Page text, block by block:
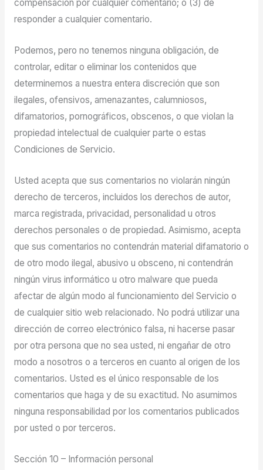
compensación por cualquier comentario; o (3) de
responder a cualquier comentario.
Podemos, pero no tenemos ninguna obligación, de
controlar, editar o eliminar los contenidos que
determinemos a nuestra entera discreción que son
ilegales, ofensivos, amenazantes, calumniosos,
difamatorios, pornográficos, obscenos, o que violan la
propiedad intelectual de cualquier parte o estas
Condiciones de Servicio.
Usted acepta que sus comentarios no violarán ningún
derecho de terceros, incluidos los derechos de autor,
marca registrada, privacidad, personalidad u otros
derechos personales o de propiedad. Asimismo, acepta
que sus comentarios no contendrán material difamatorio o
de otro modo ilegal, abusivo u obsceno, ni contendrán
ningún virus informático u otro malware que pueda
afectar de algún modo al funcionamiento del Servicio o
de cualquier sitio web relacionado. No podrá utilizar una
dirección de correo electrónico falsa, ni hacerse pasar
por otra persona que no sea usted, ni engañar de otro
modo a nosotros o a terceros en cuanto al origen de los
comentarios. Usted es el único responsable de los
comentarios que haga y de su exactitud. No asumimos
ninguna responsabilidad por los comentarios publicados
por usted o por terceros.
Sección 10 – Información personal